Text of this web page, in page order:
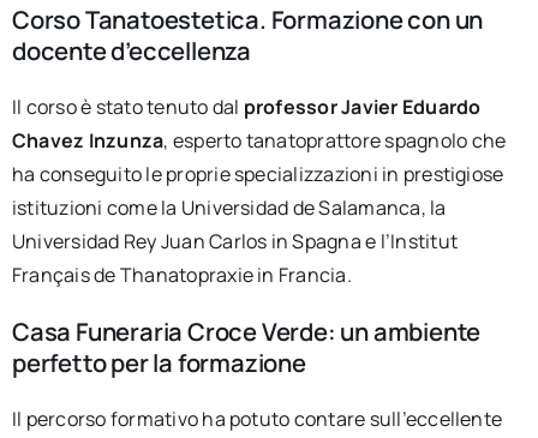
Corso Tanatoestetica. Formazione con un
docente d’eccellenza
Il corso è stato tenuto dal professor Javier Eduardo
Chavez Inzunza, esperto tanatoprattore spagnolo che
ha conseguito le proprie specializzazioni in prestigiose
istituzioni come la Universidad de Salamanca, la
Universidad Rey Juan Carlos in Spagna e l’Institut
Français de Thanatopraxie in Francia.
Casa Funeraria Croce Verde: un ambiente
perfetto per la formazione
Il percorso formativo ha potuto contare sull’eccellente